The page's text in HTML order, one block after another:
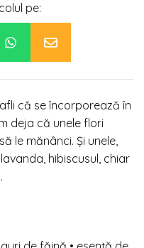
pe:
că se încorporează în
deja că unele flori
le mănânci. Și unele,
hibiscusul, chiar